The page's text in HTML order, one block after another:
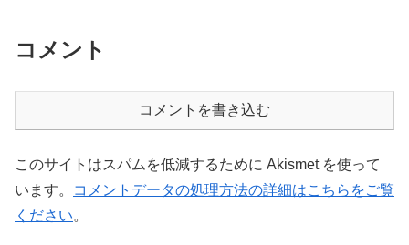
コメント
コメントを書き込む
このサイトはスパムを低減するために Akismet を使って
います。
コメントデータの処理方法の詳細はこちらをご覧
ください。